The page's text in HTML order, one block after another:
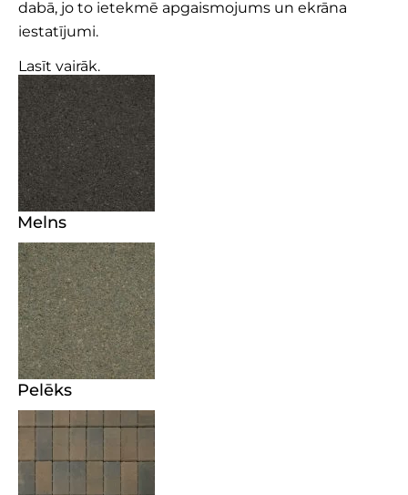
dabā, jo to ietekmē apgaismojums un ekrāna
iestatījumi.
Lasīt vairāk.
Melns
Pelēks